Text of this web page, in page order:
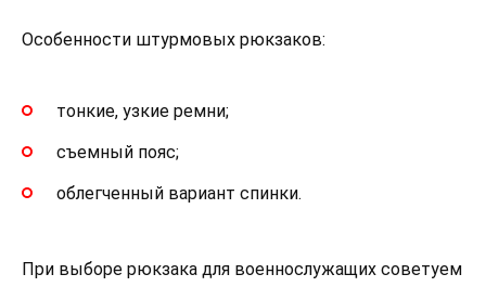
Особенности штурмовых рюкзаков:
тонкие, узкие ремни;
съемный пояс;
облегченный вариант спинки.
При выборе рюкзака для военнослужащих советуем